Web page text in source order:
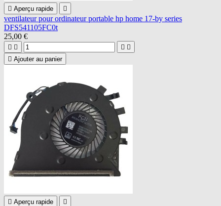
 Aperçu rapide 
ventilateur pour ordinateur portable hp home 17-by series
DFS541105FC0t
25,00 €
   
 Ajouter au panier
 Aperçu rapide 